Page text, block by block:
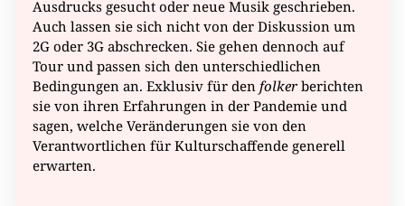
Ausdrucks gesucht oder neue Musik geschrieben.
Auch lassen sie sich nicht von der Diskussion um
2G oder 3G abschrecken. Sie gehen dennoch auf
Tour und passen sich den unterschiedlichen
Bedingungen an. Exklusiv für den folkerberichten
sie von ihren Erfahrungen in der Pandemie und
sagen, welche Veränderungen sie von den
Verantwortlichen für Kulturschaffende generell
erwarten.